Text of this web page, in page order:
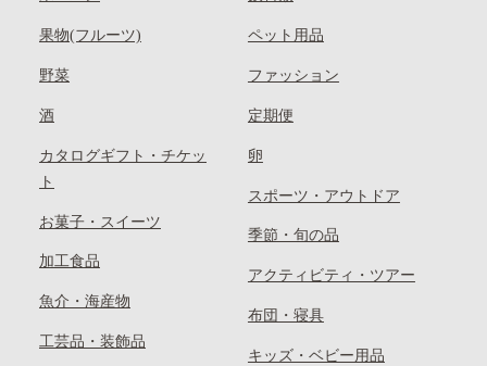
果物(フルーツ)
野菜
酒
カタログギフト・チケッ
ト
お菓子・スイーツ
加工食品
魚介・海産物
工芸品・装飾品
ペット用品
ファッション
定期便
卵
スポーツ・アウトドア
季節・旬の品
アクティビティ・ツアー
布団・寝具
キッズ・ベビー用品